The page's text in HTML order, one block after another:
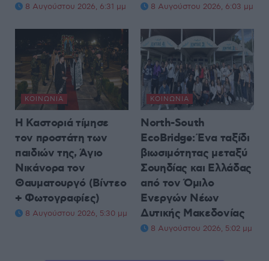
8 Αυγούστου 2026, 6:31 μμ 8 Αυγούστου 2026, 6:03 μμ
ΚΟΙΝΩΝΊΑ
Η Καστοριά τίμησε
τον προστάτη των
παιδιών της, Άγιο
Νικάνορα τον
Θαυματουργό (Βίντεο
+ Φωτογραφίες)
8 Αυγούστου 2026, 5:30 μμ
ΚΟΙΝΩΝΊΑ
North-South
EcoBridge: Ένα ταξίδι
βιωσιμότητας μεταξύ
Σουηδίας και Ελλάδας
από τον Όμιλο
Ενεργών Νέων
Δυτικής Μακεδονίας
8 Αυγούστου 2026, 5:02 μμ